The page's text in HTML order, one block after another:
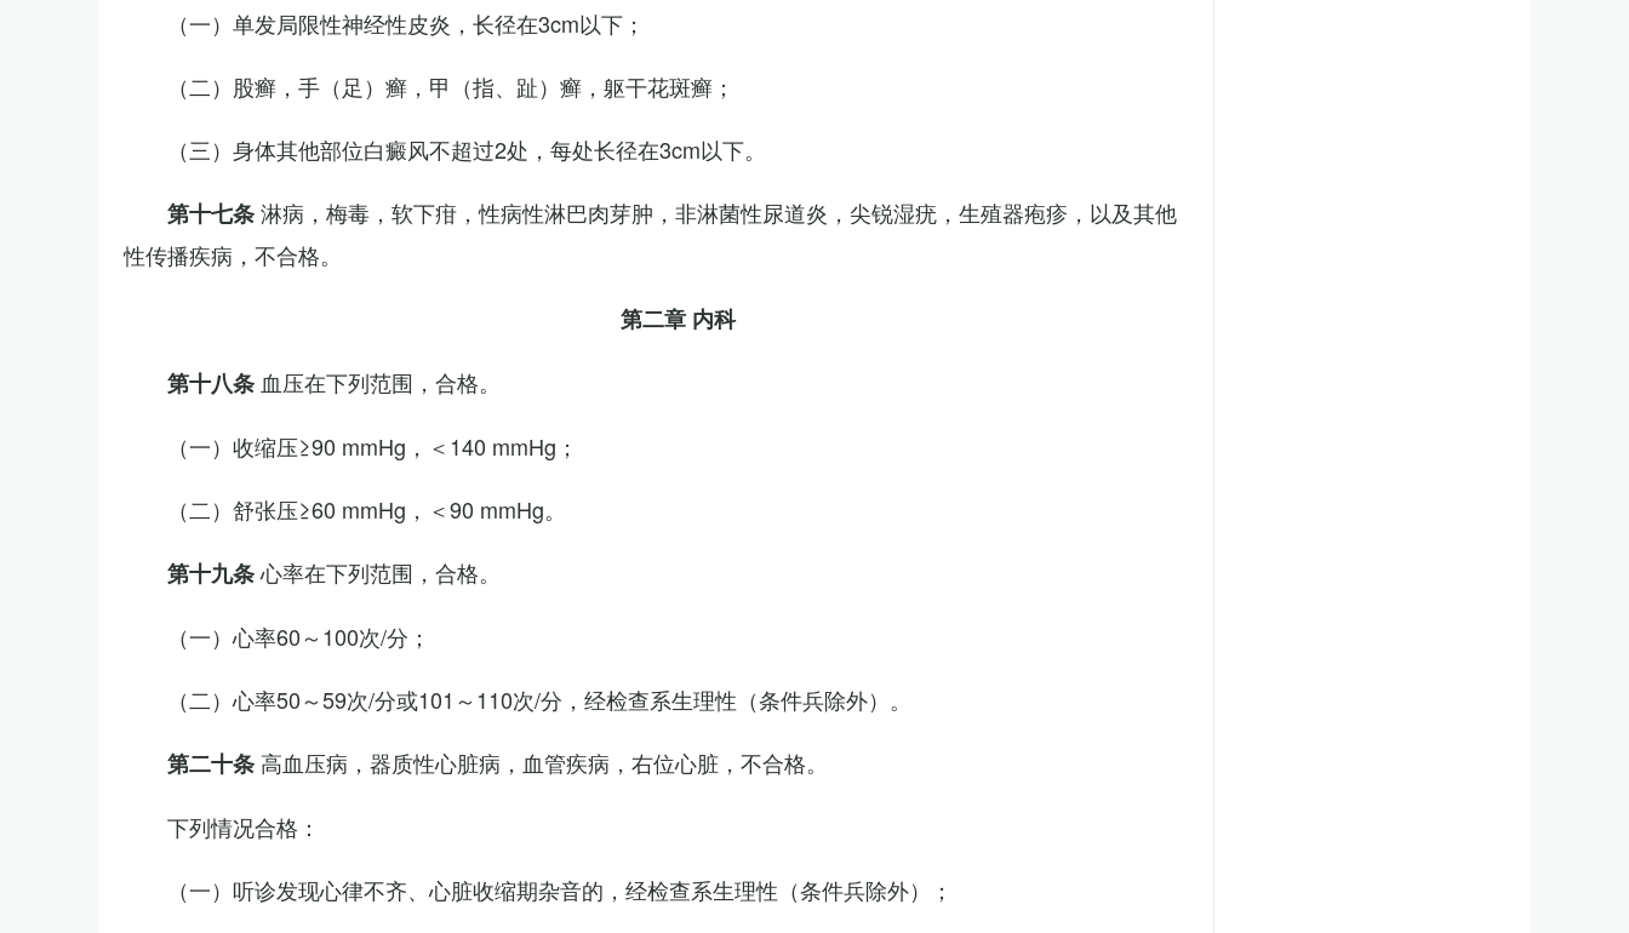
（一）单发局限性神经性皮炎，长径在3cm以下；
（二）股癣，手（足）癣，甲（指、趾）癣，躯干花斑癣；
（三）身体其他部位白癜风不超过2处，每处长径在3cm以下。
第十七条淋病，梅毒，软下疳，性病性淋巴肉芽肿，非淋菌性尿道炎，尖锐湿疣，生殖器疱疹，以及其他
性传播疾病，不合格。
第二章 内科
第十八条 血压在下列范围，合格。
（一）收缩压≥90 mmHg，＜140 mmHg；
（二）舒张压≥60 mmHg，＜90 mmHg。
第十九条心率在下列范围，合格。
（一）心率60～100次/分；
（二）心率50～59次/分或101～110次/分，经检查系生理性（条件兵除外）。
第二十条 高血压病，器质性心脏病，血管疾病，右位心脏，不合格。
下列情况合格：
（一）听诊发现心律不齐、心脏收缩期杂音的，经检查系生理性（条件兵除外）；